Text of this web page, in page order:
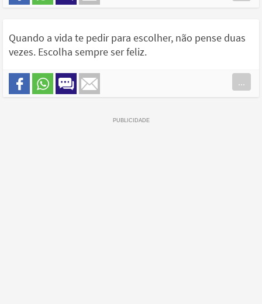
Quando a vida te pedir para escolher, não pense duas
vezes. Escolha sempre ser feliz.
...